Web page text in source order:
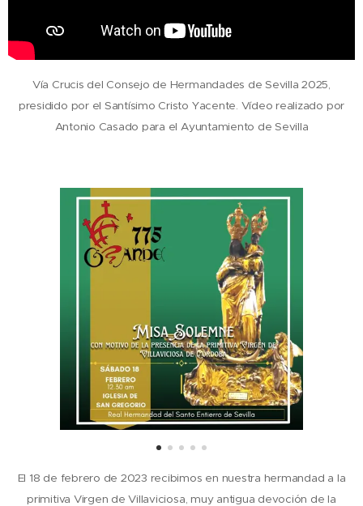
Vía Crucis del Consejo de Hermandades de Sevilla 2025,
presidido por el Santísimo Cristo Yacente. Vídeo realizado por
Antonio Casado para el Ayuntamiento de Sevilla
El 18 de febrero de 2023 recibimos en nuestra hermandad a la
primitiva Virgen de Villaviciosa, muy antigua devoción de la